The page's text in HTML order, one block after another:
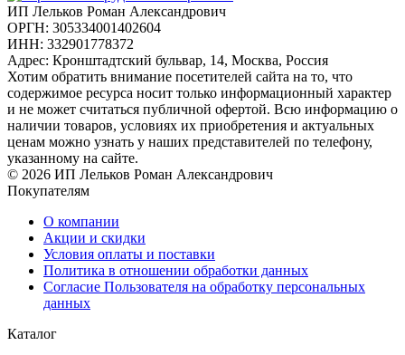
ИП Лельков Роман Александрович
ОРГН: 305334001402604
ИНН: 332901778372
Адрес: Кронштадтский бульвар, 14, Москва, Россия
Хотим обратить внимание посетителей сайта на то, что
содержимое ресурса носит только информационный характер
и не может считаться публичной офертой. Всю информацию о
наличии товаров, условиях их приобретения и актуальных
ценам можно узнать у наших представителей по телефону,
указанному на сайте.
© 2026 ИП Лельков Роман Александрович
Покупателям
О компании
Акции и скидки
Условия оплаты и поставки
Политика в отношении обработки данных
Согласие Пользователя на обработку персональных
данных
Каталог